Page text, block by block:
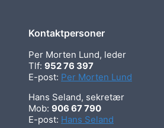
Kontaktpersoner
Per Morten Lund, leder
Tlf: 952 76 397
E-post: Per Morten Lund
Hans Seland, sekretær
Mob: 906 67 790
E-post: Hans Seland